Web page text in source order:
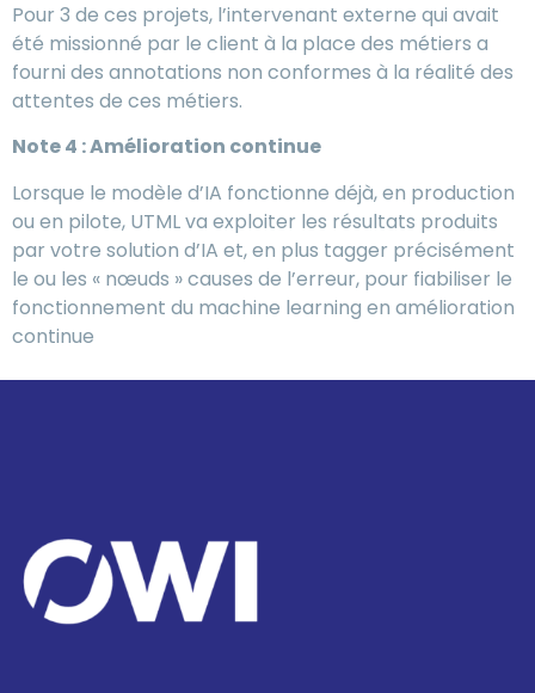
Pour 3 de ces projets, l’intervenant externe qui avait
été missionné par le client à la place des métiers a
fourni des annotations non conformes à la réalité des
attentes de ces métiers.
Note 4 : Amélioration continue
Lorsque le modèle d’IA fonctionne déjà, en production
ou en pilote, UTML va exploiter les résultats produits
par votre solution d’IA et, en plus tagger précisément
le ou les « nœuds » causes de l’erreur, pour fiabiliser le
fonctionnement du machine learning en amélioration
continue